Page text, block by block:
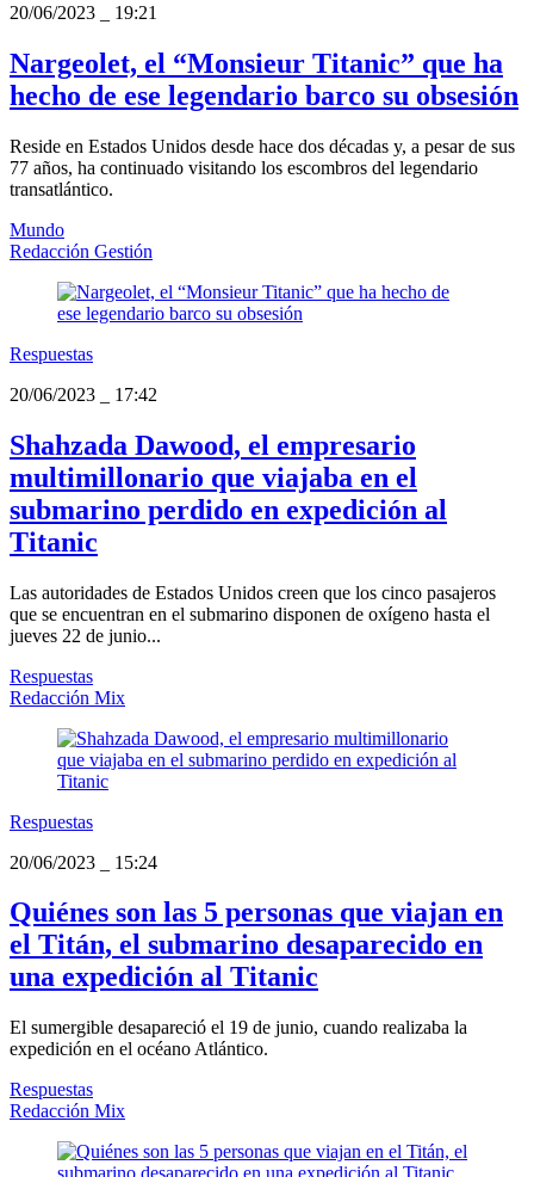
20/06/2023
19:21
Nargeolet, el “Monsieur Titanic” que ha
hecho de ese legendario barco su obsesión
Reside en Estados Unidos desde hace dos décadas y, a pesar de sus
77 años, ha continuado visitando los escombros del legendario
transatlántico.
Mundo
Redacción Gestión
Respuestas
20/06/2023
17:42
Shahzada Dawood, el empresario
multimillonario que viajaba en el
submarino perdido en expedición al
Titanic
Las autoridades de Estados Unidos creen que los cinco pasajeros
que se encuentran en el submarino disponen de oxígeno hasta el
jueves 22 de junio...
Respuestas
Redacción Mix
Respuestas
20/06/2023
15:24
Quiénes son las 5 personas que viajan en
el Titán, el submarino desaparecido en
una expedición al Titanic
El sumergible desapareció el 19 de junio, cuando realizaba la
expedición en el océano Atlántico.
Respuestas
Redacción Mix